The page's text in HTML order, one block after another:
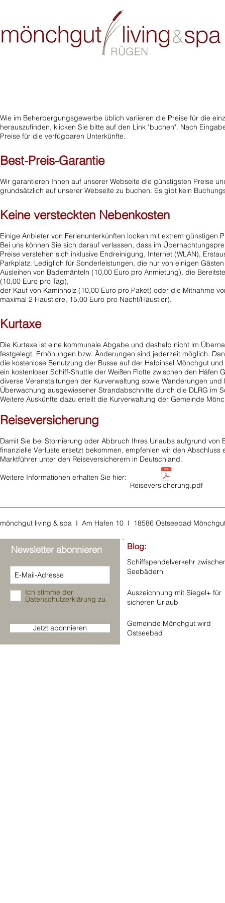
Wie im Beherbergungsgewerbe üblich variieren die Preise für die
herauszufinden, klicken Sie bitte auf den Link "buchen". Nach
Preise für die verfügbaren Unterkünfte.
Best-Preis-Garantie
Wir garantieren Ihnen auf unserer Webseite die günstigsten Preise
grundsätzlich auf unserer Webseite zu buchen. Es gibt kein
Keine versteckten Nebenkosten
Einige Anbieter von Ferienunterkünften locken mit extrem
Bei uns können Sie sich darauf verlassen, dass im
Preise verstehen sich inklusive Endreinigung, Internet (WLAN),
Parkplatz. Lediglich für Sonderleistungen, die nur von einigen
Ausleihen von Bademänteln (10,00 Euro pro Anmietung), die
(10,00 Euro pro Tag),
der Kauf von Kaminholz (10,00 Euro pro Paket) oder die Mitnahme
maximal 2 Haustiere, 15,00 Euro pro Nacht/Haustier).
Kurtaxe
Die Kurtaxe ist eine kommunale Abgabe und deshalb nicht im
festgelegt. Erhöhungen bzw. Änderungen sind jederzeit möglich.
die kostenlose Benutzung der Busse auf der Halbinsel Mönchgut
ein kostenloser Schiff-Shuttle der Weißen Flotte zwischen den Häfen
diverse Veranstaltungen der Kurverwaltung sowie Wanderungen und
Überwachung ausgewiesener Strandabschnitte durch die DLRG im
Weitere Auskünfte dazu erteilt die Kurverwaltung der Gemeinde
Reiseversicherung
Damit Sie bei Stornierung oder Abbruch Ihres Urlaubs aufgrund
finanzielle Verluste ersetzt bekommen, empfehlen wir den
Marktführer unter den Reiseversicherern in Deutschland.
Weitere Informationen erhalten Sie hier:
Reiseversicherung.pdf
mönchgut living & spa I Am Hafen 10 I 18586 Ostseebad
Newsletter abonnieren
Ich stimme der
Datenschutzerklärung zu.
Jetzt abonnieren
Blog:
Schiffspendelverkehr
Seebädern
Auszeichnung mit Siegel+ für
sicheren Urlaub
Gemeinde Mönchgut wird
Ostseebad